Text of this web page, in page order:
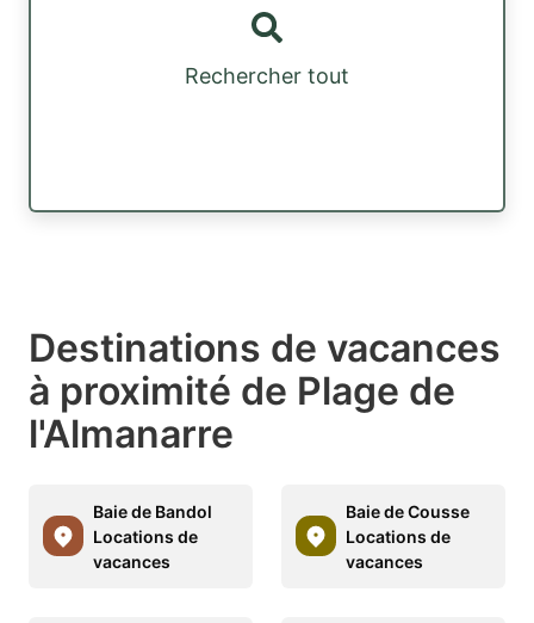
Rechercher tout
Destinations de vacances
à proximité de Plage de
l'Almanarre
Baie de Bandol
Locations de
vacances
Baie de Cousse
Locations de
vacances